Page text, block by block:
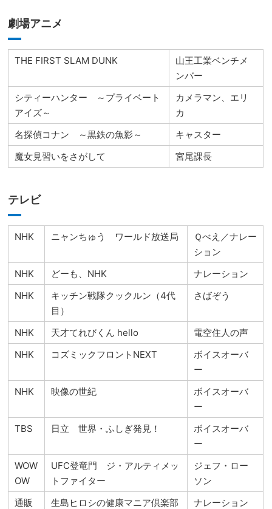
劇場アニメ
THE FIRST SLAM DUNK
山王工業ベンチメ
ンバー
シティーハンター ～プライベート
アイズ～
カメラマン、エリ
カ
名探偵コナン ～黒鉄の魚影～
キャスター
魔女見習いをさがして
宮尾課長
テレビ
NHK ニャンちゅう ワールド放送局
Ｑべえ／ナレー
ション
NHK
どーも、NHK
ナレーション
NHK
キッチン戦隊クックルン（4代
目）
さばぞう
NHK 天才てれびくん hello
電空住人の声
NHK
コズミックフロントNEXT
ボイスオーバ
ー
NHK
映像の世紀
ボイスオーバ
ー
TBS
日立 世界・ふしぎ発見！
ボイスオーバ
ー
WOW
OW
UFC登竜門 ジ・アルティメッ
トファイター
ジェフ・ロー
ソン
通販
生島ヒロシの健康マニア倶楽部 ナレーション